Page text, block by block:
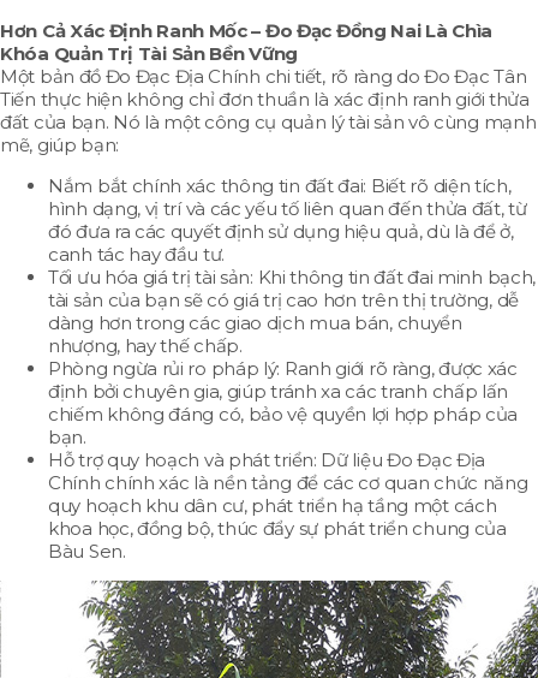
Hơn Cả Xác Định Ranh Mốc – Đo Đạc Đồng NaiLà Chìa
Khóa Quản Trị Tài Sản Bền Vững
Một bản đồ Đo Đạc Địa Chính chi tiết, rõ ràng do Đo Đạc Tân
Tiến thực hiện không chỉ đơn thuần là xác định ranh giới thửa
đất của bạn. Nó là một công cụ quản lý tài sản vô cùng mạnh
mẽ, giúp bạn:
Nắm bắt chính xác thông tin đất đai: Biết rõ diện tích,
hình dạng, vị trí và các yếu tố liên quan đến thửa đất, từ
đó đưa ra các quyết định sử dụng hiệu quả, dù là để ở,
canh tác hay đầu tư.
Tối ưu hóa giá trị tài sản: Khi thông tin đất đai minh bạch,
tài sản của bạn sẽ có giá trị cao hơn trên thị trường, dễ
dàng hơn trong các giao dịch mua bán, chuyển
nhượng, hay thế chấp.
Phòng ngừa rủi ro pháp lý: Ranh giới rõ ràng, được xác
định bởi chuyên gia, giúp tránh xa các tranh chấp lấn
chiếm không đáng có, bảo vệ quyền lợi hợp pháp của
bạn.
Hỗ trợ quy hoạch và phát triển: Dữ liệu Đo Đạc Địa
Chính chính xác là nền tảng để các cơ quan chức năng
quy hoạch khu dân cư, phát triển hạ tầng một cách
khoa học, đồng bộ, thúc đẩy sự phát triển chung của
Bàu Sen.